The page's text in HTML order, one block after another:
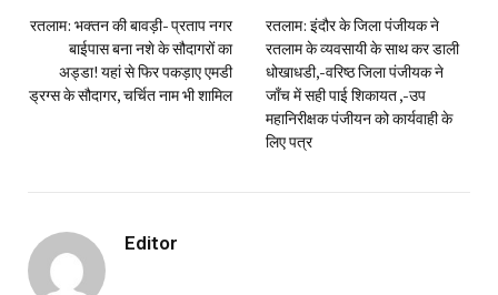
रतलाम: भक्तन की बावड़ी- प्रताप नगर
बाईपास बना नशे के सौदागरों का
अड्डा! यहां से फिर पकड़ाए एमडी
ड्रग्स के सौदागर, चर्चित नाम भी शामिल
रतलाम: इंदौर के जिला पंजीयक ने
रतलाम के व्यवसायी के साथ कर डाली
धोखाधडी,-वरिष्ठ जिला पंजीयक ने
जाँच में सही पाई शिकायत ,-उप
महानिरीक्षक पंजीयन को कार्यवाही के
लिए पत्र
Editor